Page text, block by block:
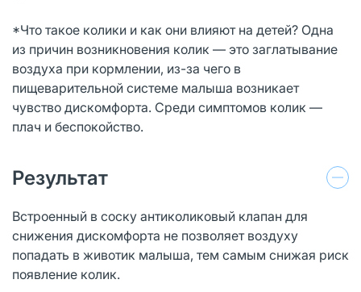
*Что такое колики и как они влияют на детей? Одна
из причин возникновения колик — это заглатывание
воздуха при кормлении, из-за чего в
пищеварительной системе малыша возникает
чувство дискомфорта. Среди симптомов колик —
плач и беспокойство.
Результат
Встроенный в соску антиколиковый клапан для
снижения дискомфорта не позволяет воздуху
попадать в животик малыша, тем самым снижая риск
появление колик.